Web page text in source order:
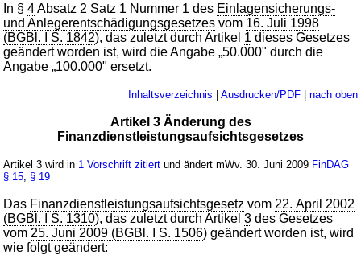
In §4Absatz 2 Satz 1 Nummer 1 des Einlagensicherungs-
und Anlegerentschädigungsgesetzes vom 16. Juli 1998
(BGBl. I S. 1842), das zuletzt durch Artikel 1 dieses Gesetzes
geändert worden ist, wird die Angabe „50.000" durch die
Angabe „100.000" ersetzt.
Inhaltsverzeichnis | Ausdrucken/PDF| nach oben
Artikel 3 Änderung des
Finanzdienstleistungsaufsichtsgesetzes
Artikel 3 wird in 1 Vorschrift zitiert und ändert mWv. 30. Juni 2009 FinDAG
§ 15 § 19
Das Finanzdienstleistungsaufsichtsgesetz vom 22. April 2002
(BGBl. I S. 1310), das zuletzt durch Artikel3 des Gesetzes
vom 25. Juni 2009 (BGBl. I S. 1506) geändert worden ist, wird
wie folgt geändert: